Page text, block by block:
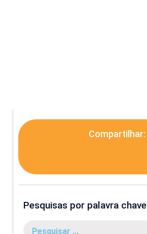
Compartilhar:
Pesquisas por palavra chave